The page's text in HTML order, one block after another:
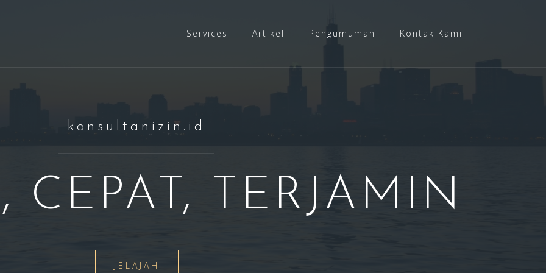
Services Artikel Pengumuman Kontak Kami
konsultanizin.id
CEPAT, TERJAMIN
JELAJAH